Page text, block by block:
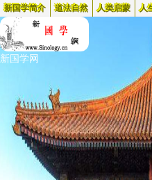
新国学简介 道法自然 人类启蒙 人
新国学网